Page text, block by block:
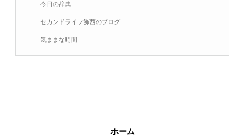
今日の辞典
セカンドライフ飾西のブログ
気ままな時間
ホーム